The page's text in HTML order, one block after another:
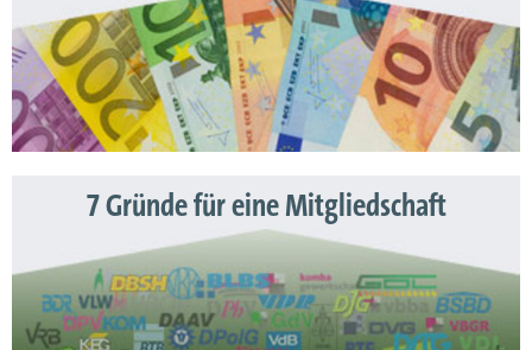
7 Gründe für eine Mitgliedschaft